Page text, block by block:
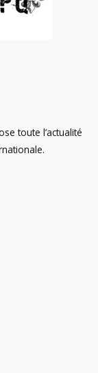
toute l’actualité